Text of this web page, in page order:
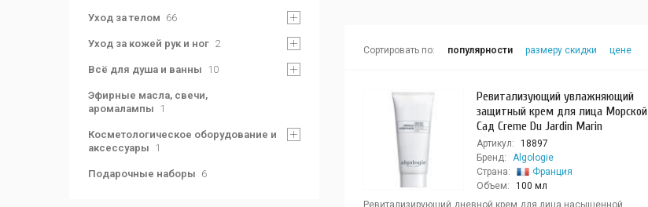
Уход за телом 66
Уход за кожей рук и ног 2
Всё для душа и ванны 10
Эфирные масла, свечи,
аромалампы 1
Косметологическое оборудование и
аксессуары 1
Подарочные наборы 6
Сортировать по: популярности размеру скидки цене
Ревитализующий увлажняющий
защитный крем для лица Морской
Сад Creme Du Jardin Marin
Артикул:
18897
Бренд:
Algologie
Страна:
Франция
Объем:
100 мл
Ревитализирующий дневной крем для лица насыщенной